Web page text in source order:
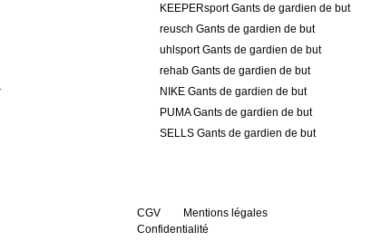
KEEPERsport Gants de gardien de but
reusch Gants de gardien de but
uhlsport Gants de gardien de but
rehab Gants de gardien de but
NIKE Gants de gardien de but
PUMA Gants de gardien de but
SELLS Gants de gardien de but
CGV
Mentions légales
Confidentialité